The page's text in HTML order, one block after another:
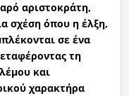
αριστοκράτη,
σχέση όπου η έλξη,
σε ένα
τη
και
χαρακτήρα